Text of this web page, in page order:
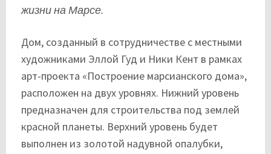
жизни на Марсе.
Дом, созданный в сотрудничестве с местными
художниками Эллой Гуд и Ники Кент в рамках
арт-проекта «Построение марсианского дома»,
расположен на двух уровнях. Нижний уровень
предназначен для строительства под землей
красной планеты. Верхний уровень будет
выполнен из золотой надувной опалубки,